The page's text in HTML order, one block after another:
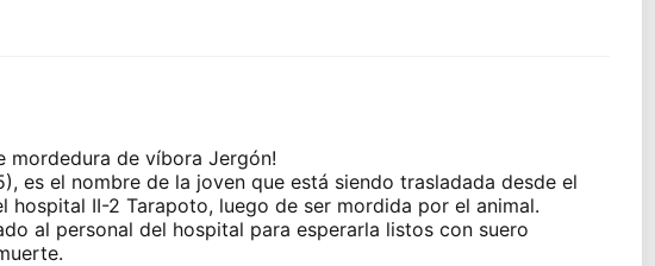
mordedura de víbora Jergón!
es el nombre de la joven que está siendo trasladada desde el
hospital II-2 Tarapoto, luego de ser mordida por el animal.
al personal del hospital para esperarla listos con suero